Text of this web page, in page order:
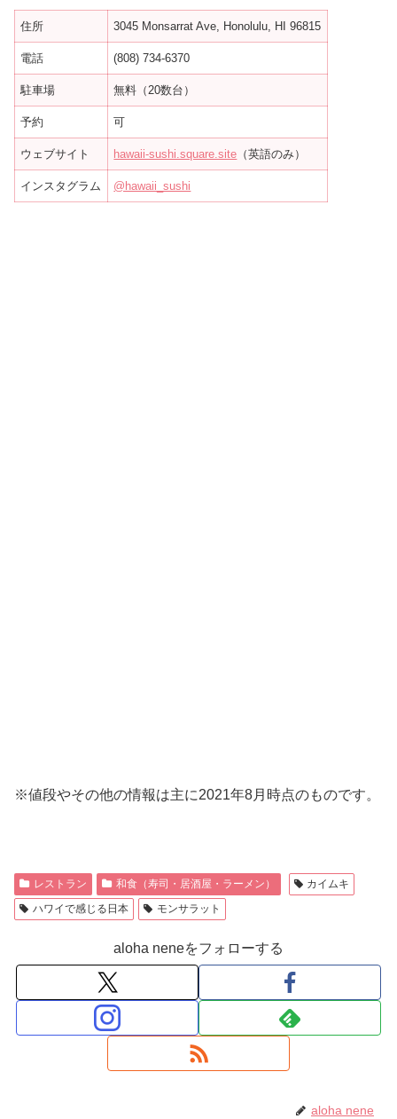
住所 3045 Monsarrat Ave, Honolulu, HI 96815
電話 (808) 734-6370
駐車場 無料（20数台）
予約 可
ウェブサイト hawaii-sushi.square.site （英語のみ）
インスタグラム @hawaii_sushi
※値段やその他の情報は主に2021年8月時点のものです。
レストラン 和食（寿司・居酒屋・ラーメン）
カイムキ
ハワイで感じる日本
モンサラット
aloha neneをフォローする
aloha nene